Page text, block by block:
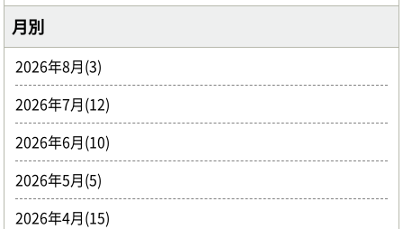
月別
2026年8月(3)
2026年7月(12)
2026年6月(10)
2026年5月(5)
2026年4月(15)